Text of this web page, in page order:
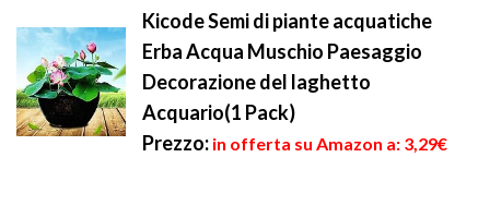
Kicode Semi di piante acquatiche
Erba Acqua Muschio Paesaggio
Decorazione del laghetto
Acquario(1 Pack)
Prezzo: in offerta su Amazon a: 3,29€